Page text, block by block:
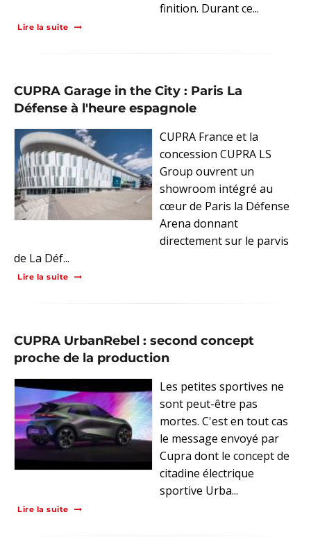
finition. Durant ce...
Lire la suite
CUPRA Garage in the City : Paris La
Défense à l'heure espagnole
CUPRA France et la
concession CUPRA LS
Group ouvrent un
showroom intégré au
cœur de Paris la Défense
Arena donnant
directement sur le parvis
de La Déf...
Lire la suite
CUPRA UrbanRebel : second concept
proche de la production
Les petites sportives ne
sont peut-être pas
mortes. C'est en tout cas
le message envoyé par
Cupra dont le concept de
citadine électrique
sportive Urba...
Lire la suite